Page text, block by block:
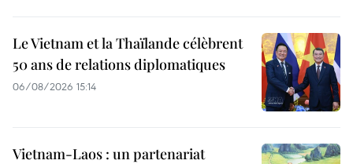
Le Vietnam et la Thaïlande célèbrent
50 ans de relations diplomatiques
06/08/2026 15:14
Vietnam-Laos : un partenariat